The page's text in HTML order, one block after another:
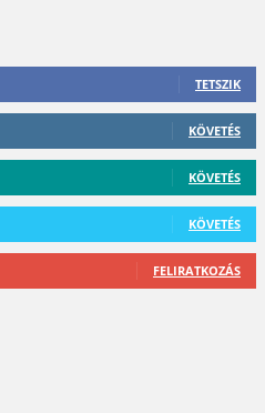
TETSZIK
KÖVETÉS
KÖVETÉS
KÖVETÉS
FELIRATKOZÁS